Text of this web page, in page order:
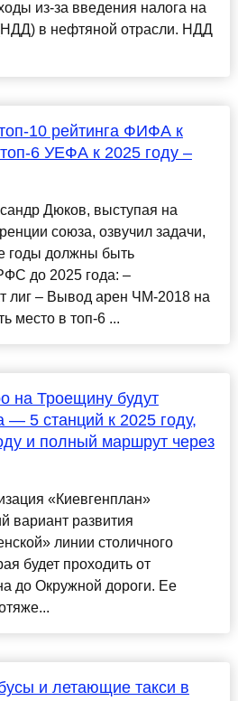
из-за введения налога на
в нефтяной отрасли. НДД
10 рейтинга ФИФА к
6 УЕФА к 2025 году –
Дюков, выступая на
союза, озвучил задачи,
годы должны быть
до 2025 года: –
лиг – Вывод арен ЧМ-2018 на
место в топ-6 ...
на Троещину будут
— 5 станций к 2025 году,
и полный маршрут через
«Киевгенплан»
вариант развития
линии столичного
будет проходить от
до Окружной дороги. Ее
и летающие такси в